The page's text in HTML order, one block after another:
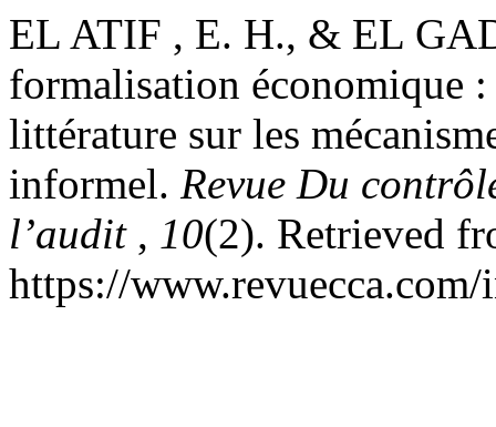
EL ATIF , E. H., & EL
formalisation économique
littérature sur les
informel. Revue Du
l’audit , 10(2). Retrieved
https://